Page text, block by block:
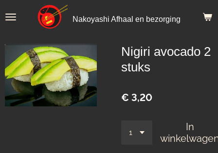
direct
de
hoofdinhoud
Nakoyashi Afhaal en bezorging
Nigiri avocado 2
stuks
€ 3,20
In